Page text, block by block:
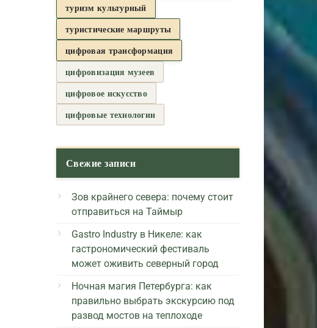
туризм культурный
туристические маршруты
цифровая трансформация
цифровизация музеев
цифровое искусство
цифровые технологии
Свежие записи
Зов крайнего севера: почему стоит
отправиться на Таймыр
Gastro Industry в Никеле: как
гастрономический фестиваль
может оживить северный город
Ночная магия Петербурга: как
правильно выбрать экскурсию под
развод мостов на теплоходе